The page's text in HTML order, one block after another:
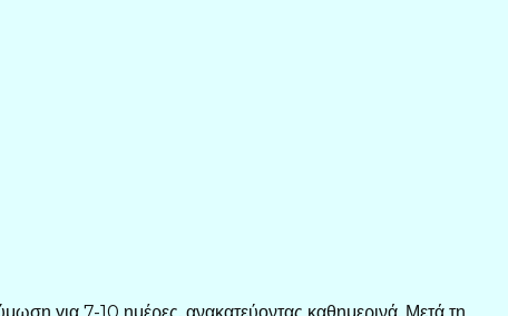
για 7-10 ημέρες, ανακατεύοντας καθημερινά. Μετά τη